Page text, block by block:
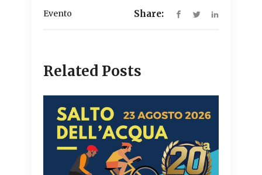
Evento Share:
Related Posts